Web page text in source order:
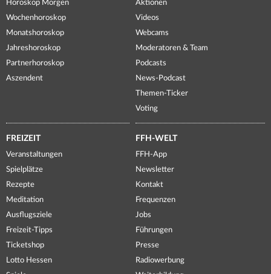
Horoskop Morgen
Wochenhoroskop
Monatshoroskop
Jahreshoroskop
Partnerhoroskop
Aszendent
Aktionen
Videos
Webcams
Moderatoren & Team
Podcasts
News-Podcast
Themen-Ticker
Voting
FREIZEIT
Veranstaltungen
Spielplätze
Rezepte
Meditation
Ausflugsziele
Freizeit-Tipps
Ticketshop
Lotto Hessen
FFH-WELT
FFH-App
Newsletter
Kontakt
Frequenzen
Jobs
Führungen
Presse
Radiowerbung